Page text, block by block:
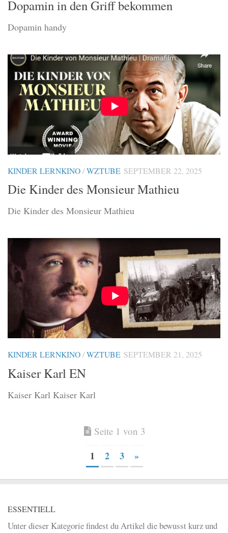
Dopamin in den Griff bekommen
Dopamin handy
KINDER LERNKINO/WZTUBE SEPTEMBER 22, 2025
Die Kinder des Monsieur Mathieu
Die Kinder des Monsieur Mathieu
KINDER LERNKINO/WZTUBE SEPTEMBER 21, 2025
Kaiser Karl EN
Kaiser Karl Kaiser Karl
Seite 1 von 3
1 2 3 »
ESSENTIELL
Unter dieser Kategorie findest du Artikel die bewusst kurz und